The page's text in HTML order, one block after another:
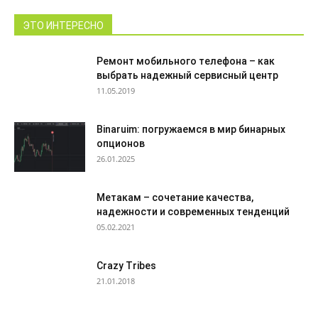
ЭТО ИНТЕРЕСНО
Ремонт мобильного телефона – как
выбрать надежный сервисный центр
11.05.2019
Binaruim: погружаемся в мир бинарных
опционов
26.01.2025
Метакам – сочетание качества,
надежности и современных тенденций
05.02.2021
Crazy Tribes
21.01.2018